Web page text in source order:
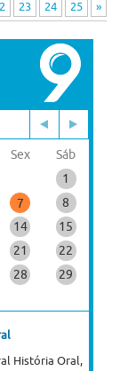
23 24 25 »
Sex
Sáb
1
7
8
14
15
21
22
28
29
História Oral,